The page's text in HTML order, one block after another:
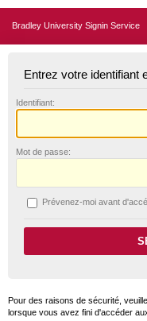
Bradley University Signin Service
Entrez votre identifiant
Identifiant:
Mot de passe:
Prévenez-moi avant
Pour des raisons de sécurité,
lorsque vous avez fini d'accéder